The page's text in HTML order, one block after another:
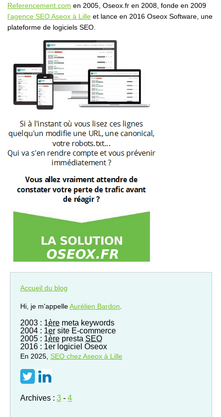
Referencement.com en 2005, Oseox.fr en 2008, fonde en 2009
l'agence SEO Aseox à Lille et lance en 2016 Oseox Software, une
plateforme de logiciels SEO.
Accueil du blog
Hi, je m'appelleAurélien Bardon
2003 : 1ère meta keywords
2004 : 1er site E-commerce
2005 : 1ère presta SEO
2016 : 1er logiciel Oseox
En 2025, SEO chez Aseox à Lille
Archives : 3 - 4